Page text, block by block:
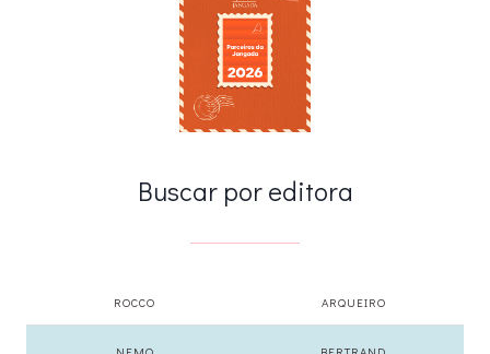
Buscar por editora
ROCCO ARQUEIRO